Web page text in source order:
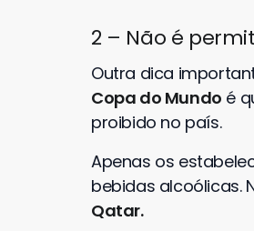
2 – Não é
Outra dica
Copa do Mundo é
proibido no país.
Apenas os
bebidas alcoólicas.
Qatar.